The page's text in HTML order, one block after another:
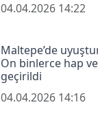
04.04.2026 14:22
Maltepe’de
On binlerce hap
geçirildi
04.04.2026 14:16